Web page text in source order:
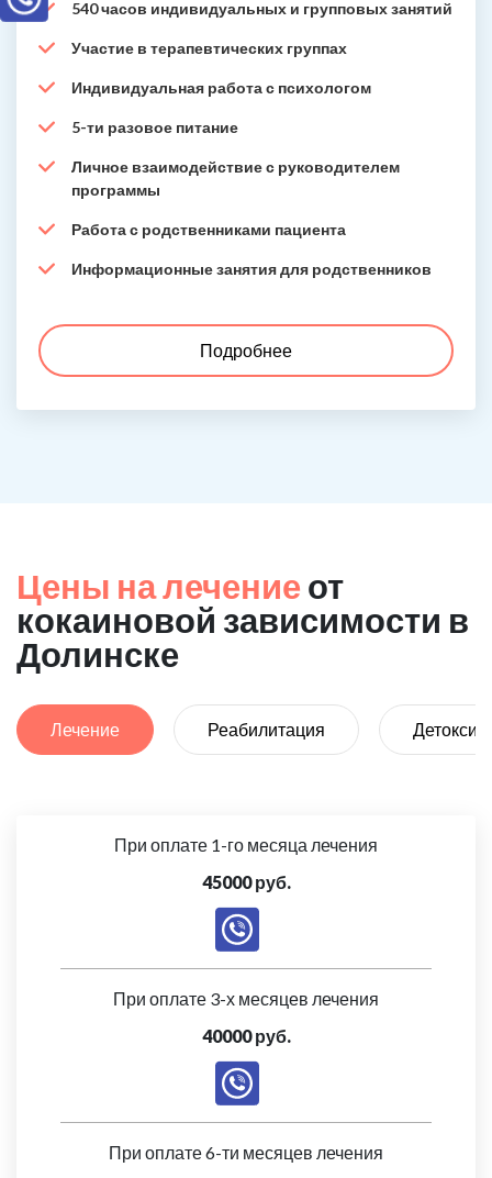
540 часов индивидуальных и групповых занятий
Участие в терапевтических группах
Индивидуальная работа с психологом
5-ти разовое питание
Личное взаимодействие с руководителем
программы
Работа с родственниками пациента
Информационные занятия для родственников
Подробнее
Цены на лечение от
кокаиновой зависимости в
Долинске
Лечение Реабилитация
При оплате 1-го месяца лечения
45000 руб.
При оплате 3-х месяцев лечения
40000 руб.
При оплате 6-ти месяцев лечения